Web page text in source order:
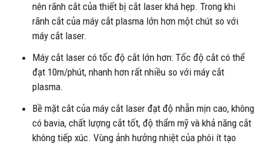
nên rãnh cắt của thiết bị cắt laser khá hẹp. Trong khi
rãnh cắt của máy cắt plasma lớn hơn một chút so với
máy cắt laser.
Máy cắt laser có tốc độ cắt lớn hơn: Tốc độ cắt có thể
đạt 10m/phút, nhanh hơn rất nhiều so với máy cắt
plasma.
Bề mặt cắt của máy cắt laser đạt độ nhẵn mịn cao, không
có bavia, chất lượng cắt tốt, độ thẩm mỹ và khả năng cắt
không tiếp xúc. Vùng ảnh hưởng nhiệt của phôi ít tạo